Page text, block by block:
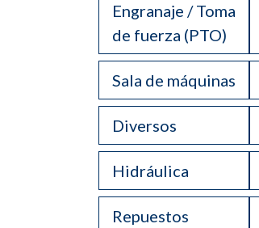
Engranaje / Toma
de fuerza (PTO)
Sala de máquinas
Diversos
Hidráulica
Repuestos